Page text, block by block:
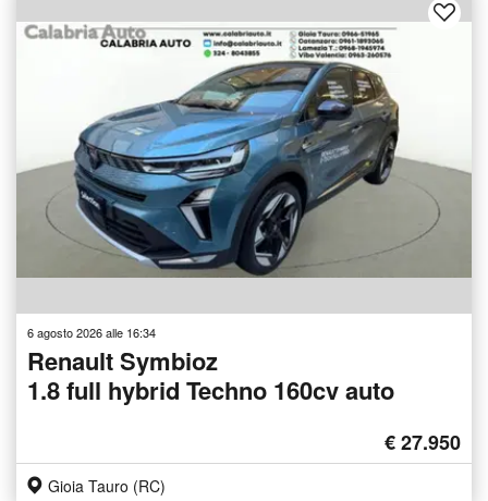
6 agosto 2026 alle 16:34
Renault Symbioz
1.8 full hybrid Techno 160cv auto
€ 27.950
Gioia Tauro (RC)